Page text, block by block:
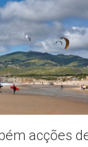
acções